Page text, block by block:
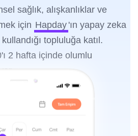
sağlık, alışkanlıklar ve
için Hapday 'ın yapay zeka
topluluğa katıl.
2 hafta içinde olumlu